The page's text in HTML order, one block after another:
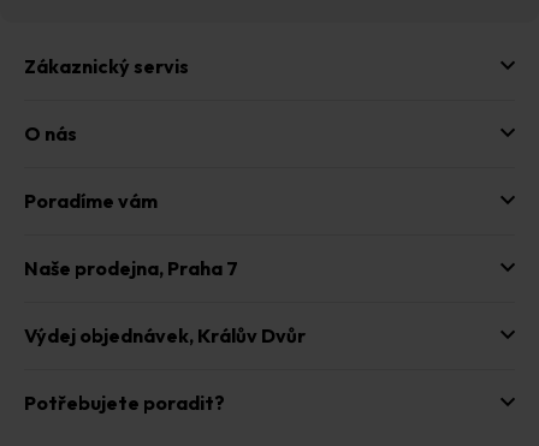
Zákaznický servis
O nás
Poradíme vám
Naše prodejna, Praha 7
Výdej objednávek, Králův Dvůr
Potřebujete poradit?